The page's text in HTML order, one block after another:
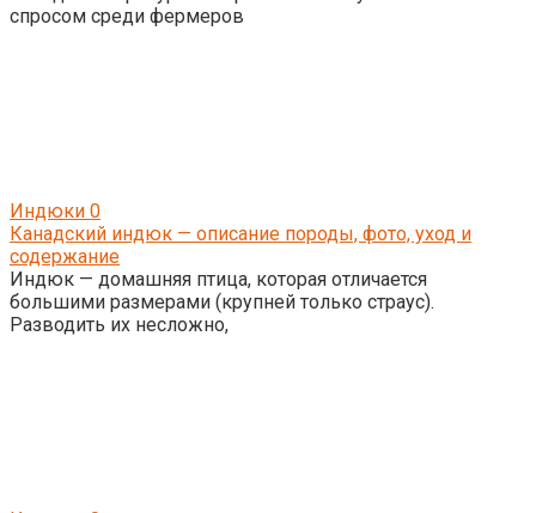
спросом среди фермеров
Индюки 0
Канадский индюк — описание породы, фото, уход и
содержание
Индюк — домашняя птица, которая отличается
большими размерами (крупней только страус).
Разводить их несложно,